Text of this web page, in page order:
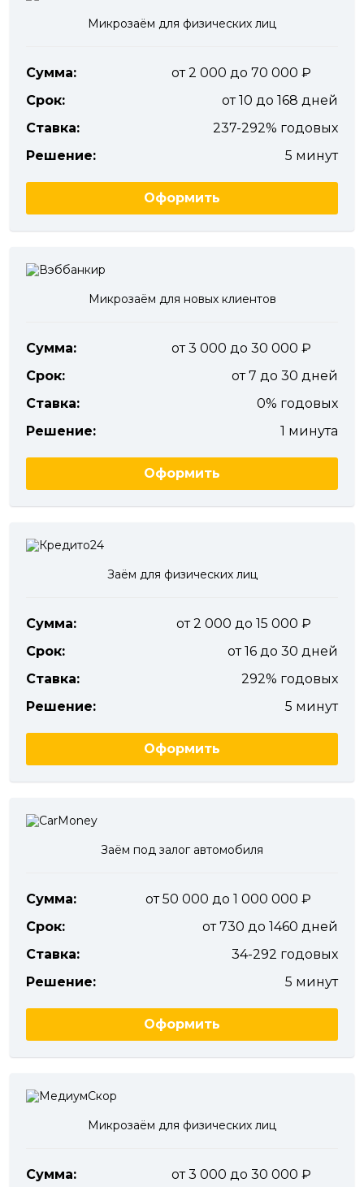
Микрозаём для физических лиц
Сумма:
от 2 000 до 70 000
Срок:
от 10 до 168 дней
Ставка:
237-292% годовых
Решение:
5 минут
Оформить
Микрозаём для новых клиентов
Сумма:
от 3 000 до 30 000
Срок:
от 7 до 30 дней
Ставка:
0% годовых
Решение:
1 минута
Оформить
Заём для физических лиц
Сумма:
от 2 000 до 15 000
Срок:
от 16 до 30 дней
Ставка:
292% годовых
Решение:
5 минут
Оформить
Заём под залог автомобиля
Сумма:
от 50 000 до 1 000 000
Срок:
от 730 до 1460 дней
Ставка:
34-292 годовых
Решение:
5 минут
Оформить
Микрозаём для физических лиц
Сумма:
от 3 000 до 30 000